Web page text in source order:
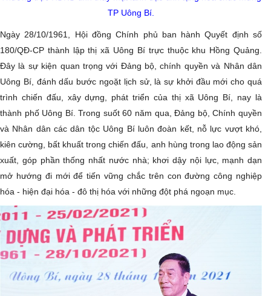
TP Uông Bí.
Ngày 28/10/1961, Hội đồng Chính phủ ban hành Quyết định số
180/QĐ-CP thành lập thị xã Uông Bí trực thuộc khu Hồng Quảng.
Đây là sự kiện quan trọng với Đảng bộ, chính quyền và Nhân dân
Uông Bí, đánh dấu bước ngoặt lịch sử, là sự khởi đầu mới cho quá
trình chiến đấu, xây dựng, phát triển của thị xã Uông Bí, nay là
thành phố Uông Bí. Trong suốt 60 năm qua, Đảng bộ, Chính quyền
và Nhân dân các dân tộc Uông Bí luôn đoàn kết, nỗ lực vượt khó,
kiên cường, bất khuất trong chiến đấu, anh hùng trong lao động sản
xuất, góp phần thống nhất nước nhà; khơi dậy nội lực, mạnh dạn
mở hướng đi mới để tiến vững chắc trên con đường công nghiệp
hóa - hiện đại hóa - đô thị hóa với những đột phá ngoạn mục.